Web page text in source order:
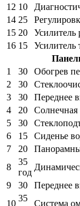
12 10
14 25
15 20
Усилитель
16 15
Усилитель
1
30
Обогрев
2
30
3
30
Переднее
4
20
5
30
6
15
Сиденье
7
20
8
35
год
9
30
Переднее
10
35
Система